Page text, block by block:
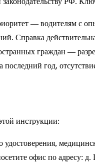
— водителям с
Справка
граждан —
год,
инструкции:
удостоверения,
офис по адресу: д.